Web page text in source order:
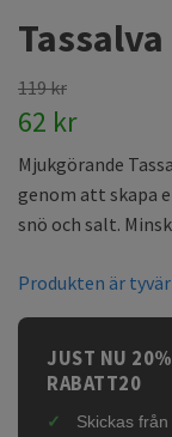
119 kr
62 kr
Mjukgörande
genom att skapa
snö och salt.
Produkten är
JUST NU
RABATT20
Skickas